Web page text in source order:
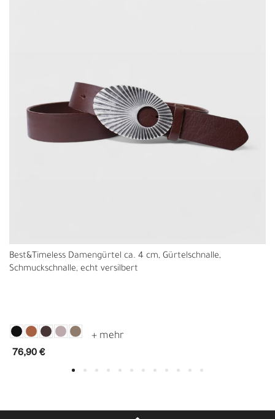
Best&Timeless Damengürtel ca. 4 cm, Gürtelschnalle,
Schmuckschnalle, echt versilbert
76,90 €